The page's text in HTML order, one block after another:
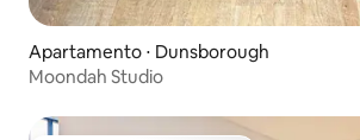
Apartamento ⋅ Dunsborough
Moondah Studio